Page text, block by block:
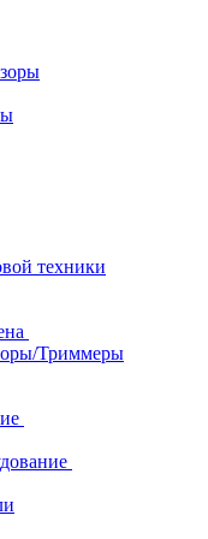
техники
Триммеры